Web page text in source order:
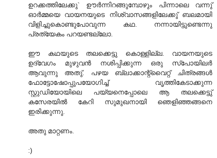
ഉറക്കത്തിലേക്കു` ഊർന്നിറങ്ങുമ്പോഴും പിന്നാലെ വന്നു്
ഓർമ്മയെ വായനയുടെ നിശ്വാസങ്ങളിലേക്കു് ബലമായി
വിളിച്ചുകൊണ്ടുപോവുന്ന കഥ. നന്നായിട്ടുണ്ടെന്നു
പ്രത്യേകം പറയണ്ടല്ലോ.
ഈ കഥയുടെ തലക്കെട്ടു കൊള്ളില്ല. വായനയുടെ
ഉദ്വേഗം മുഴുവൻ നശിപ്പിക്കുന്ന ഒരു സ്പോയിലർ
ആവുന്നു അതു്. പഴയ ബ്ലാക്കാന്റ്വൈറ്റ് ചിത്രങ്ങൾ
ഫോട്ടോഷോപ്പുപയോഗിച്ച് വൃത്തികേടാക്കുന്ന
സ്റ്റുഡിയോയിലെ പയ്യനെപ്പോലെ ആ തലക്കെട്ടു്
കസേരയിൽ കേറി സുമുഖനായി ഞെളിഞ്ഞങ്ങനെ
ഇരിക്കുന്നു.
അതു മാറ്റണം.
:)